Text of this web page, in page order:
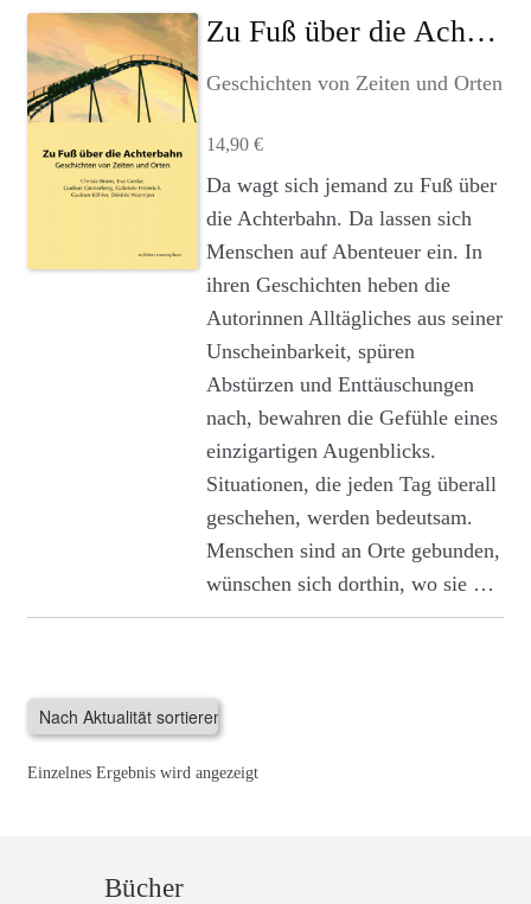
Agenturleistungen
c
c
o
u
Zu Fuß über die Achterbahn
Geschichten von Zeiten und Orten
14,90 €
Da wagt sich jemand zu Fuß über
die Achterbahn. Da lassen sich
Menschen auf Abenteuer ein. In
ihren Geschichten heben die
Autorinnen Alltägliches aus seiner
Unscheinbarkeit, spüren
Abstürzen und Enttäuschungen
nach, bewahren die Gefühle eines
einzigartigen Augenblicks.
Situationen, die jeden Tag überall
geschehen, werden bedeutsam.
Menschen sind an Orte gebunden,
wünschen sich dorthin, wo sie …
Einzelnes Ergebnis wird angezeigt
Bücher